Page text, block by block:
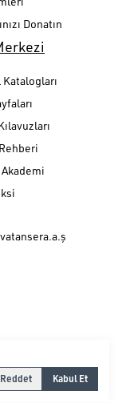
Reddet Kabul Et
Donatın